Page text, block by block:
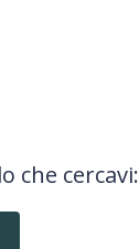
che cercavi: